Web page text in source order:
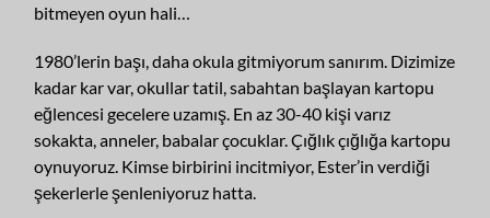
bitmeyen oyun hali…
1980’lerin başı, daha okula gitmiyorum sanırım. Dizimize
kadar kar var, okullar tatil, sabahtan başlayan kartopu
eğlencesi gecelere uzamış. En az 30-40 kişi varız
sokakta, anneler, babalar çocuklar. Çığlık çığlığa kartopu
oynuyoruz. Kimse birbirini incitmiyor, Ester’in verdiği
şekerlerle şenleniyoruz hatta.